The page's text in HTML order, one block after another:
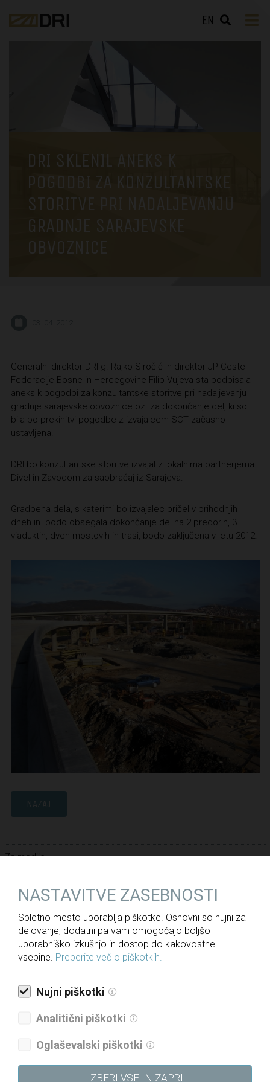
EN
DRI SKLENIL ANEKS K
POGODBI ZA KONZULTANTSKE
STORITVE PRI NADALJEVANJU
GRADNJE SARAJEVSKE
OBVOZNICE
Generalni direktor DRI g. Rajko Siročić in direktor JP Ceste
Federacije Bosne in Hercegovine Filip Vujeva sta podpisala
aneks k pogodbi za konzultantske storitve pri nadaljevanju
gradnje sarajevske obvoznice oz. za dokončanje del, ki so
bila po prekinitvi pogodbe z izvajalcem SCT začasno
ustavljena.
DRI bo konzultantske storitve izvajal z lokalnima partnerjema
Divel in Zavodom za saobraćaj iz Sarajeva.
Gradbena dela, s katerimi bo izvajalec pričel v prihodnjih
dneh in bodo obsegala dokončanje del na 2 predorih, 3
viaduktih, dveh mostovih in trasi, bodo zaključena v letu 2012.
NAZAJ
Za medije
Informacije javnega značaja
Letna poročila
Politika raznolikosti družbe
Strategija skupine DRI za obdobje 2021–2025
NASTAVITVE ZASEBNOSTI
Spletno mesto uporablja piškotke. Osnovni so nujni za
delovanje, dodatni pa vam omogočajo boljšo
uporabniško izkušnjo in dostop do kakovostne
vsebine. Preberite več o piškotkih.
Nujni piškotki
Analitični piškotki
Oglaševalski piškotki
IZBERI VSE IN ZAPRI